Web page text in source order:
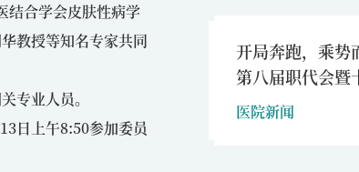
结合学会皮肤性病学
教授等知名专家共同
专业人员。
日上午8:50参加委员
开局奔跑，乘势
第八届职代会暨
三次会议召开
医院新闻